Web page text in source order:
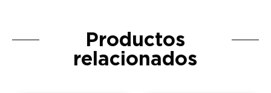
Productos
relacionados